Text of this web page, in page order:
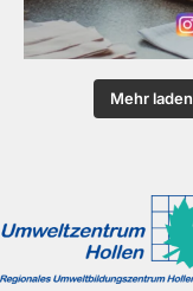
Mehr laden